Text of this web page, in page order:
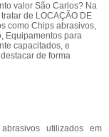
valor São Carlos? Na
de LOCAÇÃO DE
como Chips abrasivos,
Equipamentos para
capacitados, e
de forma
utilizados em